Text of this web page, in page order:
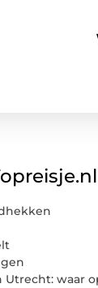
waar